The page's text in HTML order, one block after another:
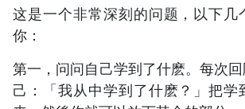
这是一个非常深刻的问题，以下几
你：
第一，问问自己学到了什麽。每次
己：「我从中学到了什麽？」把学